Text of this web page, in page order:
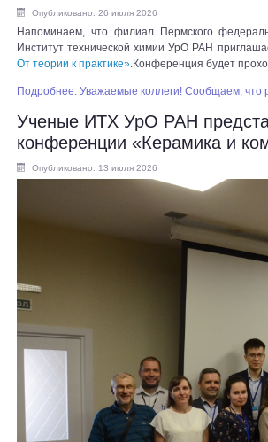
Опубликовано: 26 июля 2026
Напоминаем, что филиал Пермского
Институт технической химии УрО РАН
От теории к практике».Конференция будет
Подробнее: Уважаемые коллеги! Сообщаем, что
Ученые ИТХ УрО РАН
конференции «Керамика и
Опубликовано: 13 июля 2026